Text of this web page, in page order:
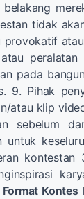
tidak
provokatif
pada
9. Pihak
atau klip
sebelum
untuk
Format Kontes